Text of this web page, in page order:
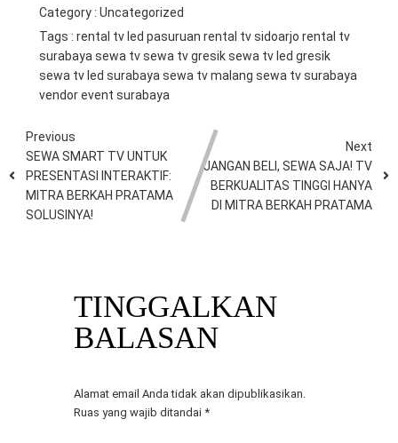
Category : Uncategorized
Tags : rental tv led pasuruan rental tv sidoarjo rental tv
surabaya sewa tvsewa tv gresiksewa tv led gresik
sewa tv led surabaya sewa tv malang sewa tv surabaya
vendor event surabaya
Previous
SEWA SMART TV UNTUK
PRESENTASI INTERAKTIF:
MITRA BERKAH PRATAMA
SOLUSINYA!
Next
JANGAN BELI, SEWA SAJA! TV
BERKUALITAS TINGGI HANYA
DI MITRA BERKAH PRATAMA
TINGGALKAN
BALASAN
Alamat email Anda tidak akan dipublikasikan.
Ruas yang wajib ditandai *